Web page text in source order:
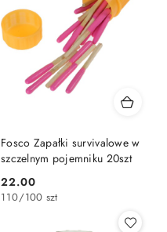
Fosco Zapałki survivalowe w
szczelnym pojemniku 20szt
Cena:
22.00
110/100 szt